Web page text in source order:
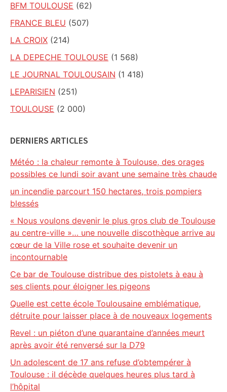
BFM TOULOUSE (62)
FRANCE BLEU (507)
LA CROIX (214)
LA DEPECHE TOULOUSE (1 568)
LE JOURNAL TOULOUSAIN (1 418)
LEPARISIEN (251)
TOULOUSE (2 000)
DERNIERS ARTICLES
Météo : la chaleur remonte à Toulouse, des orages
possibles ce lundi soir avant une semaine très chaude
un incendie parcourt 150 hectares, trois pompiers
blessés
« Nous voulons devenir le plus gros club de Toulouse
au centre-ville »… une nouvelle discothèque arrive au
cœur de la Ville rose et souhaite devenir un
incontournable
Ce bar de Toulouse distribue des pistolets à eau à
ses clients pour éloigner les pigeons
Quelle est cette école Toulousaine emblématique,
détruite pour laisser place à de nouveaux logements
Revel : un piéton d’une quarantaine d’années meurt
après avoir été renversé sur la D79
Un adolescent de 17 ans refuse d’obtempérer à
Toulouse : il décède quelques heures plus tard à
l’hôpital